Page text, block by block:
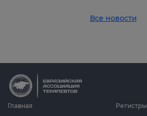
Все новости
Главная
Регистры